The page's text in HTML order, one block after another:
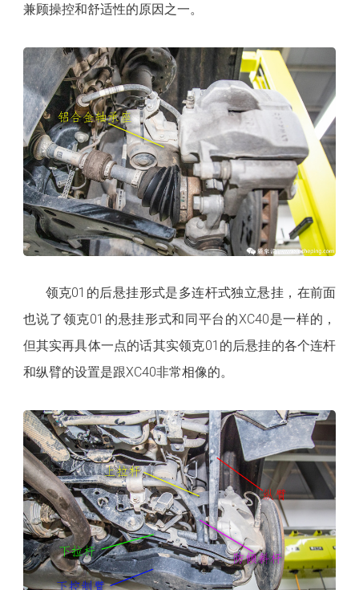
兼顾操控和舒适性的原因之一。
领克01的后悬挂形式是多连杆式独立悬挂，在前面
也说了领克01的悬挂形式和同平台的XC40是一样的，
但其实再具体一点的话其实领克01的后悬挂的各个连杆
和纵臂的设置是跟XC40非常相像的。